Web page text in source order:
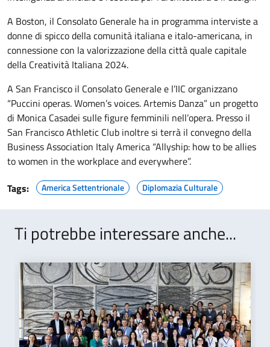
A Boston, il Consolato Generale ha in programma interviste a
donne di spicco della comunità italiana e italo-americana, in
connessione con la valorizzazione della città quale capitale
della Creatività Italiana 2024.
A San Francisco il Consolato Generale e l’IIC organizzano
“Puccini operas. Women’s voices. Artemis Danza” un progetto
di Monica Casadei sulle figure femminili nell’opera. Presso il
San Francisco Athletic Club inoltre si terrà il convegno della
Business Association Italy America “Allyship: how to be allies
to women in the workplace and everywhere”.
Tags:
America Settentrionale Diplomazia Culturale
Ti potrebbe interessare anche...